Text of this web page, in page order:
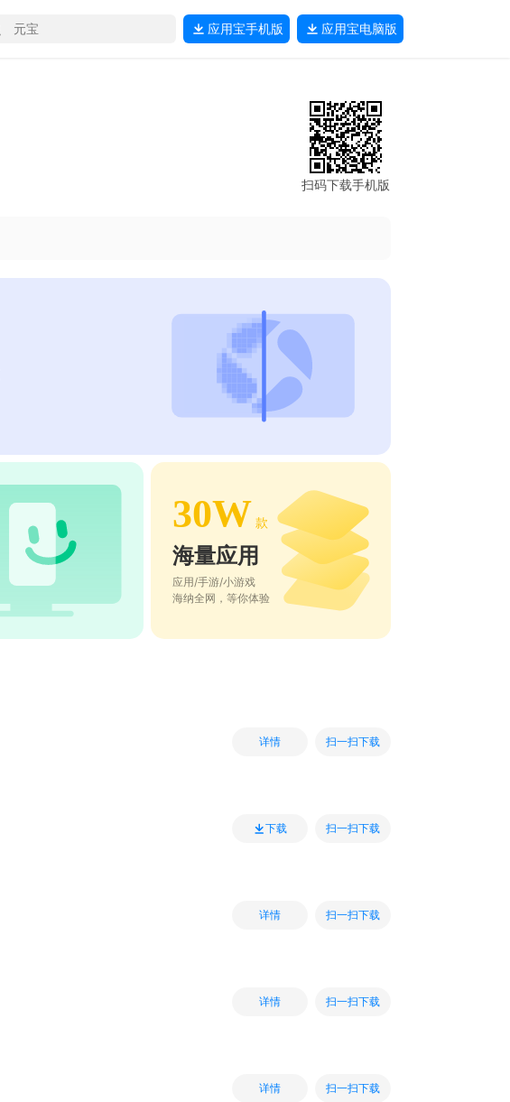
应用宝手机版 应用宝电脑版
扫码下载手机版
30W 款
海量应用
应用/手游/小游戏
海纳全网，等你体验
详情 扫一扫下载
下载 扫一扫下载
详情 扫一扫下载
详情 扫一扫下载
详情 扫一扫下载